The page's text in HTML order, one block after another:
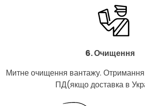
6. Очищення
Митне очищення вантажу. Отримання
ПД(якщо доставка в